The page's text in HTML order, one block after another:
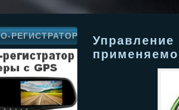
РЕГИСТРАТОР